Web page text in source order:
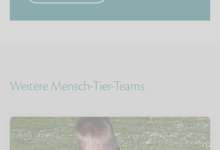
Weitere Mensch-Tier-Teams